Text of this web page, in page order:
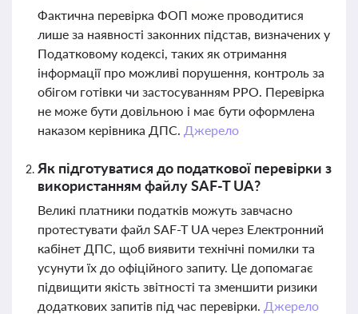
Фактична перевірка ФОП може проводитися
лише за наявності законних підстав, визначених у
Податковому кодексі, таких як отримання
інформації про можливі порушення, контроль за
обігом готівки чи застосуванням РРО. Перевірка
не може бути довільною і має бути оформлена
наказом керівника ДПС. Джерело
Як підготуватися до податкової перевірки з
використанням файлу SAF-T UA?
Великі платники податків можуть завчасно
протестувати файл SAF-T UA через Електронний
кабінет ДПС, щоб виявити технічні помилки та
усунути їх до офіційного запиту. Це допомагає
підвищити якість звітності та зменшити ризики
додаткових запитів під час перевірки. Джерело